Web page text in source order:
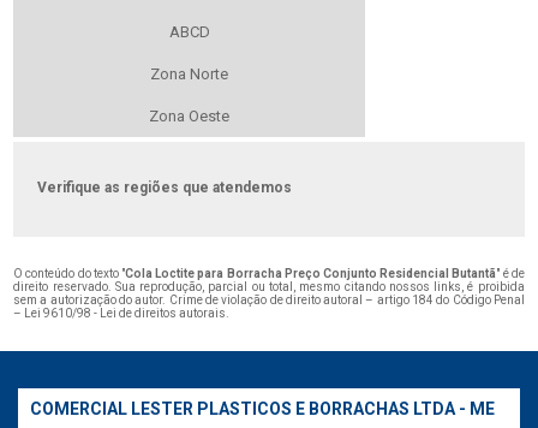
ABCD
Zona Norte
Zona Oeste
Verifique as regiões que atendemos
O conteúdo do texto "Cola Loctite para Borracha Preço Conjunto Residencial Butantã" é de
direito reservado. Sua reprodução, parcial ou total, mesmo citando nossos links, é proibida
sem a autorização do autor. Crime de violação de direito autoral – artigo 184 do Código Penal
–
Lei 9610/98 - Lei de direitos autorais
COMERCIAL LESTER PLASTICOS E BORRACHAS LTDA - ME